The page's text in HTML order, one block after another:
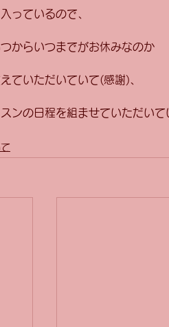
っているので、
からいつまでがお休みなのか
ていただいていて(感謝)、
ンの日程を組ませていただいて